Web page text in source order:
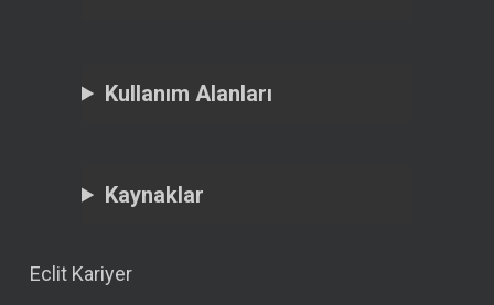
Kullanım Alanları
Kaynaklar
Eclit Kariyer